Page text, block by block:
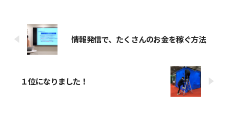
情報発信で、たくさんのお金を稼ぐ方法
１位になりました！